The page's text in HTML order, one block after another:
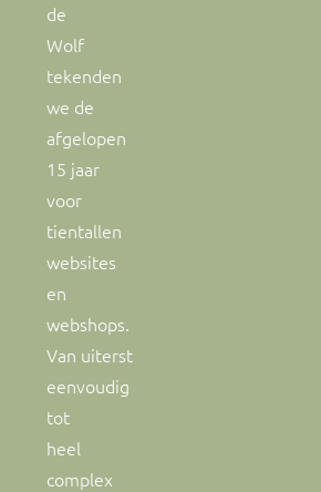
de
Wolf
tekenden
we de
afgelopen
15 jaar
voor
tientallen
websites
en
webshops.
Van uiterst
eenvoudig
tot
heel
complex